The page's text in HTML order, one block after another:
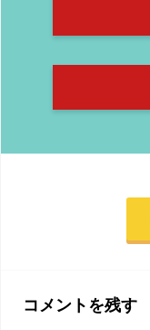
コメントを残す